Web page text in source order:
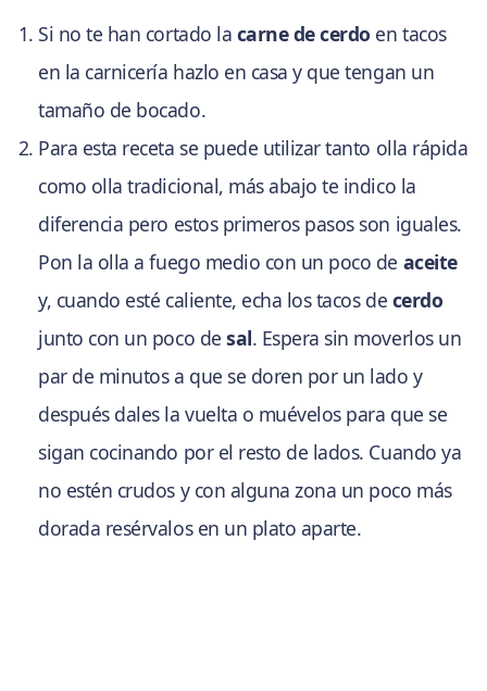
Si no te han cortado la carne de cerdo en tacos
en la carnicería hazlo en casa y que tengan un
tamaño de bocado.
Para esta receta se puede utilizar tanto olla rápida
como olla tradicional, más abajo te indico la
diferencia pero estos primeros pasos son iguales.
Pon la olla a fuego medio con un poco de aceite
y, cuando esté caliente, echa los tacos de cerdo
junto con un poco desal. Espera sin moverlos un
par de minutos a que se doren por un lado y
después dales la vuelta o muévelos para que se
sigan cocinando por el resto de lados. Cuando ya
no estén crudos y con alguna zona un poco más
dorada resérvalos en un plato aparte.